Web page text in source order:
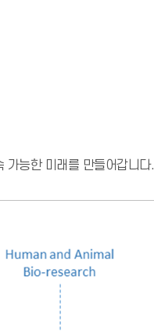
가능한 미래를 만들어갑니다.